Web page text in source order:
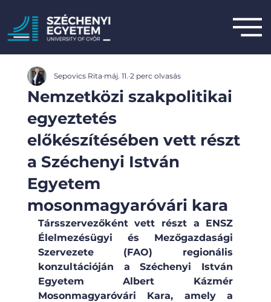
Nemzetközi szakpolitikai
egyeztetés
előkészítésében vett részt
a Széchenyi István
Egyetem
mosonmagyaróvári kara
Sepovics Rita máj. 11. 2 perc olvasás
Társszervezőként vett részt a ENSZ
Élelmezésügyi és Mezőgazdasági
Szervezete (FAO) regionális
konzultációján a Széchenyi István
Egyetem Albert Kázmér
Mosonmagyaróvári Kara, amely a